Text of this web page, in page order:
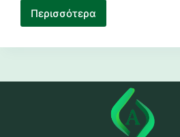
Περισσότερα
Ψηφιακό
Αποστολής
Παγίων